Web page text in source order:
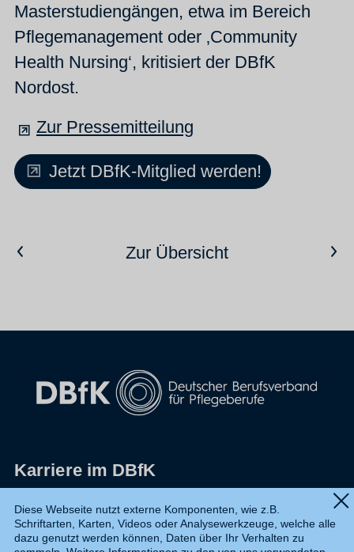
Masterstudiengängen, etwa im Bereich
Pflegemanagement oder ‚Community
Health Nursing‘, kritisiert der DBfK
Nordost.
Zur Pressemitteilung
Jetzt DBfK-Mitglied werden!
Vorheriger ArtikelZur ÜbersichtNächster Artikel
Karriere im DBfK
Datenschutz
Diese Webseite nutzt externe Komponenten, wie z.B.
Schriftarten, Karten, Videos oder Analysewerkzeuge, welche alle
dazu genutzt werden können, Daten über Ihr Verhalten zu